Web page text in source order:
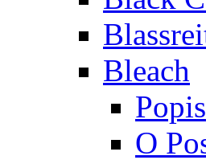
Bleach
Popis
O